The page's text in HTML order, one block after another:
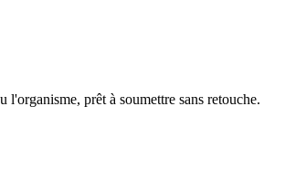
prêt à soumettre sans retouche.